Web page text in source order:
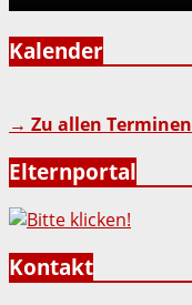
Kalender
→ Zu allen Terminen
Elternportal
Kontakt